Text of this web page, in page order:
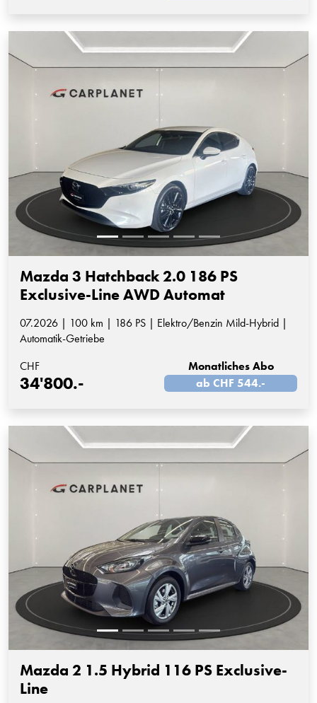
Mazda 3 Hatchback 2.0 186 PS
Exclusive-Line AWD Automat
07.2026 | 100 km | 186 PS | Elektro/Benzin Mild-Hybrid |
Automatik-Getriebe
CHF
34'800.-
Monatliches Abo
ab CHF 544.-
Mazda 2 1.5 Hybrid 116 PS Exclusive-
Line